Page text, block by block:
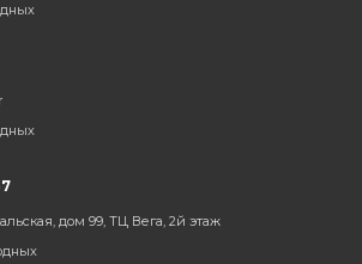
дом 99, ТЦ Вега, 2й этаж